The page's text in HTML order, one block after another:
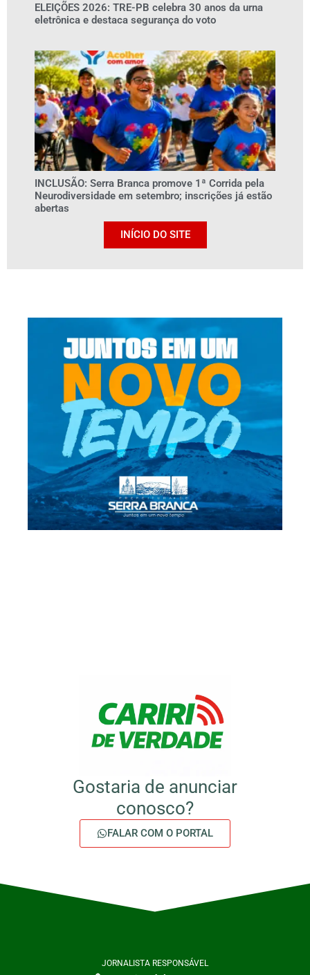
ELEIÇÕES 2026: TRE-PB celebra 30 anos da urna
eletrônica e destaca segurança do voto
INCLUSÃO: Serra Branca promove 1ª Corrida pela
Neurodiversidade em setembro; inscrições já estão
abertas
INÍCIO DO SITE
Gostaria de anunciar
conosco?
FALAR COM O PORTAL
JORNALISTA RESPONSÁVEL